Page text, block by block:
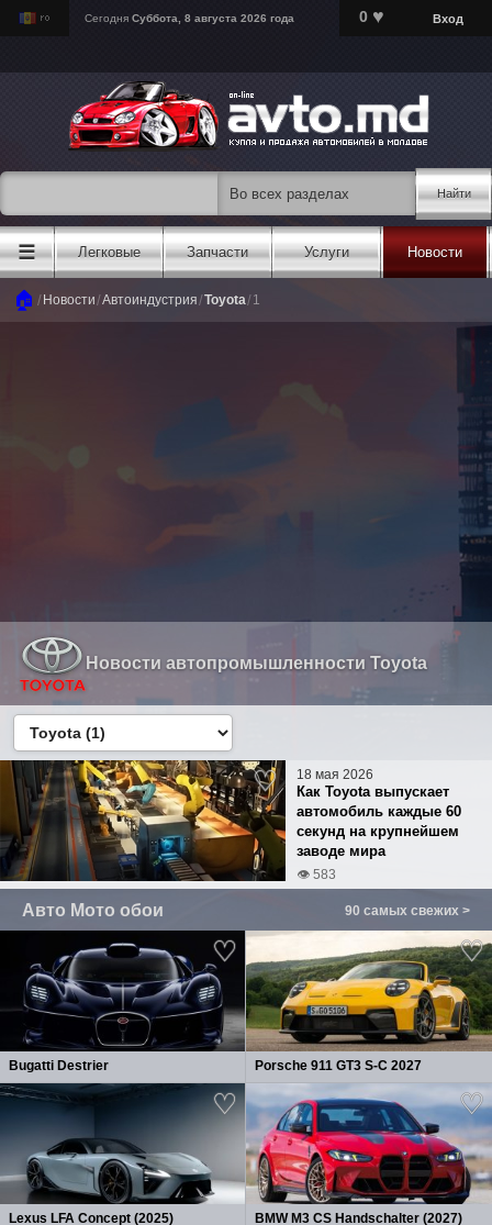
Сегодня Суббота, 8 августа 2026 года 0 ♥ Вход
Найти
☰ Легковые Запчасти Услуги Новости
🏠 / Новости/Автоиндустрия/Toyota/1
Новости автопромышленности Toyota
18 мая 2026
Как Toyota выпускает
автомобиль каждые 60
секунд на крупнейшем
заводе мира
👁 583
Авто Мото обои 90 самых свежих >
Bugatti Destrier Porsche 911 GT3 S-C 2027
Lexus LFA Concept (2025) BMW M3 CS Handschalter (2027)